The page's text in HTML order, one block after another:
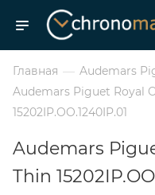
Главная — Audemars
Audemars Piguet Royal
15202IP.OO.1240IP.01
Audemars
Thin